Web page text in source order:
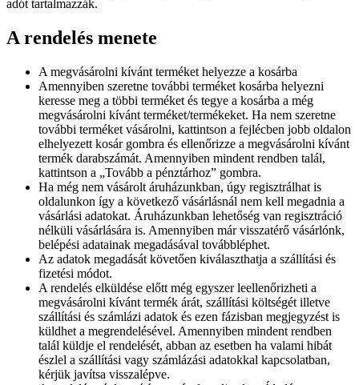
adót tartalmazzák.
A rendelés menete
A megvásárolni kívánt terméket helyezze a kosárba
Amennyiben szeretne további terméket kosárba helyezni
keresse meg a többi terméket és tegye a kosárba a még
megvásárolni kívánt terméket/termékeket. Ha nem szeretne
további terméket vásárolni, kattintson a fejlécben jobb oldalon
elhelyezett kosár gombra és ellenőrizze a megvásárolni kívánt
termék darabszámát. Amennyiben mindent rendben talál,
kattintson a „Tovább a pénztárhoz” gombra.
Ha még nem vásárolt áruházunkban, úgy regisztrálhat is
oldalunkon így a következő vásárlásnál nem kell megadnia a
vásárlási adatokat. Áruházunkban lehetőség van regisztráció
nélküli vásárlására is. Amennyiben már visszatérő vásárlónk,
belépési adatainak megadásával továbbléphet.
Az adatok megadását követően kiválaszthatja a szállítási és
fizetési módot.
A rendelés elküldése előtt még egyszer leellenőrizheti a
megvásárolni kívánt termék árát, szállítási költségét illetve
szállítási és számlázi adatok és ezen fázisban megjegyzést is
küldhet a megrendelésével. Amennyiben mindent rendben
talál küldje el rendelését, abban az esetben ha valami hibát
észlel a szállítási vagy számlázási adatokkal kapcsolatban,
kérjük javítsa visszalépve.